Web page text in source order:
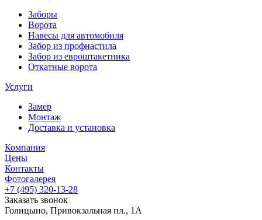
Заборы
Ворота
Навесы для автомобиля
Забор из профнастила
Забор из евроштакетника
Откатные ворота
Услуги
Замер
Монтаж
Доставка и установка
Компания
Цены
Контакты
Фотогалерея
+7 (495) 320-13-28
Заказать звонок
Голицыно, Привокзальная пл., 1А